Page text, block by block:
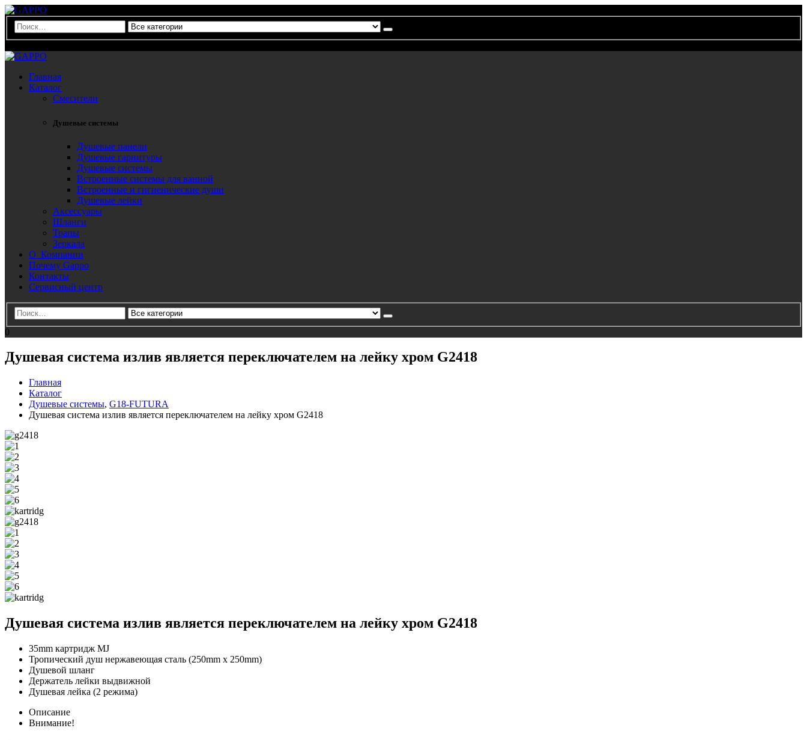
Главная
Каталог
Смесители
Душевые системы
Душевые панели
Душевые гарнитуры
Душевые системы
Встроенные системы для ванной
Встроенные и гигиенические души
Душевые лейки
Аксессуары
Шланги
Трапы
Зеркала
О Компании
Почему Gappo
Контакты
Сервисный центр
0
Душевая система излив является переключателем на лейку хром G2418
Главная
Каталог
Душевые системы, G18-FUTURA
Душевая система излив является переключателем на лейку хром G2418
Душевая система излив является переключателем на лейку хром G2418
35mm картридж MJ
Тропический душ нержавеющая сталь (250mm x 250mm)
Душевой шланг
Держатель лейки выдвижной
Душевая лейка (2 режима)
Описание
Внимание!